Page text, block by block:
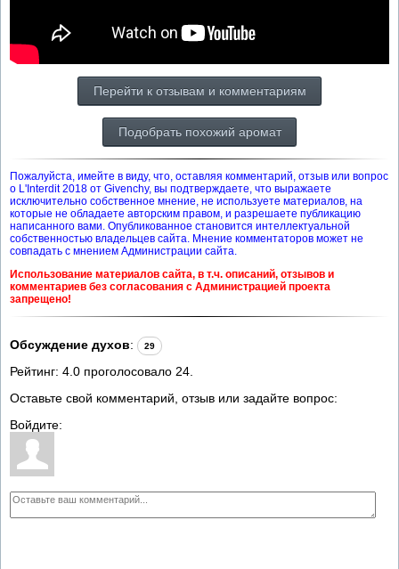
Перейти к отзывам и комментариям
Подобрать похожий аромат
Пожалуйста, имейте в виду, что, оставляя комментарий, отзыв или вопрос
о L'Interdit 2018 от Givenchy, вы подтверждаете, что выражаете
исключительно собственное мнение, не используете материалов, на
которые не обладаете авторским правом, и разрешаете публикацию
написанного вами. Опубликованное становится интеллектуальной
собственностью владельцев сайта. Мнение комментаторов может не
совпадать с мнением Администрации сайта.
Использование материалов сайта, в т.ч. описаний, отзывов и
комментариев без согласования с Администрацией проекта
запрещено!
Обсуждение духов: 29
Рейтинг: 4.0 проголосовало 24.
Оставьте свой комментарий, отзыв или задайте вопрос:
Войдите: